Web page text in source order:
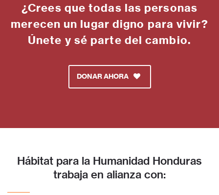
¿Crees que todas las personas
merecen un lugar digno para vivir?
Únete y sé parte del cambio.
DONAR AHORA
Hábitat para la Humanidad Honduras
trabaja en alianza con: